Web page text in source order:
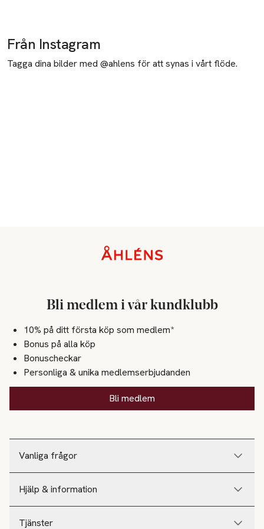
Från Instagram
Tagga dina bilder med @ahlens för att synas i vårt flöde.
Vanliga frågor
Hjälp & information
Tjänster
Bli medlem i vår kundklubb
10% på ditt första köp som medlem*
Bonus på alla köp
Bonuscheckar
Personliga & unika medlemserbjudanden
Bli medlem